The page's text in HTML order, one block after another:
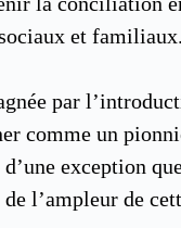
et familiaux.
par
comme un
exception
l’ampleur de